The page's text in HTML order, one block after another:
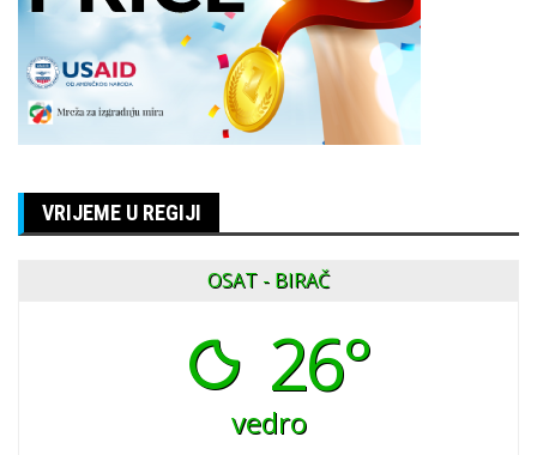
VRIJEME U REGIJI
OSAT - BIRAČ
26°
vedro